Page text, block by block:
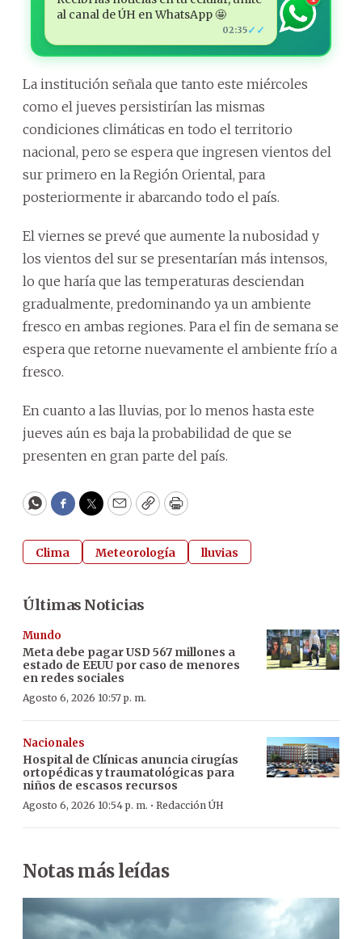
al canal de ÚH en WhatsApp 🤩
02:35✓✓
La institución señala que tanto este miércoles
como el jueves persistirían las mismas
condiciones climáticas en todo el territorio
nacional, pero se espera que ingresen vientos del
sur primero en la Región Oriental, para
posteriormente ir abarcando todo el país.
El viernes se prevé que aumente la nubosidad y
los vientos del sur se presentarían más intensos,
lo que haría que las temperaturas desciendan
gradualmente, predominando ya un ambiente
fresco en ambas regiones. Para el fin de semana se
espera que retorne nuevamente el ambiente frío a
fresco.
En cuanto a las lluvias, por lo menos hasta este
jueves aún es baja la probabilidad de que se
presenten en gran parte del país.
WhatsApp
Facebook
Twitter
EmailCopyPrint
Clima Meteorología lluvias
Últimas Noticias
Mundo
Meta debe pagar USD 567 millones a
estado de EEUU por caso de menores
en redes sociales
Agosto 6, 2026 10:57 p. m.
Nacionales
Hospital de Clínicas anuncia cirugías
ortopédicas y traumatológicas para
niños de escasos recursos
Agosto 6, 2026 10:54 p. m. · Redacción ÚH
Notas más leídas